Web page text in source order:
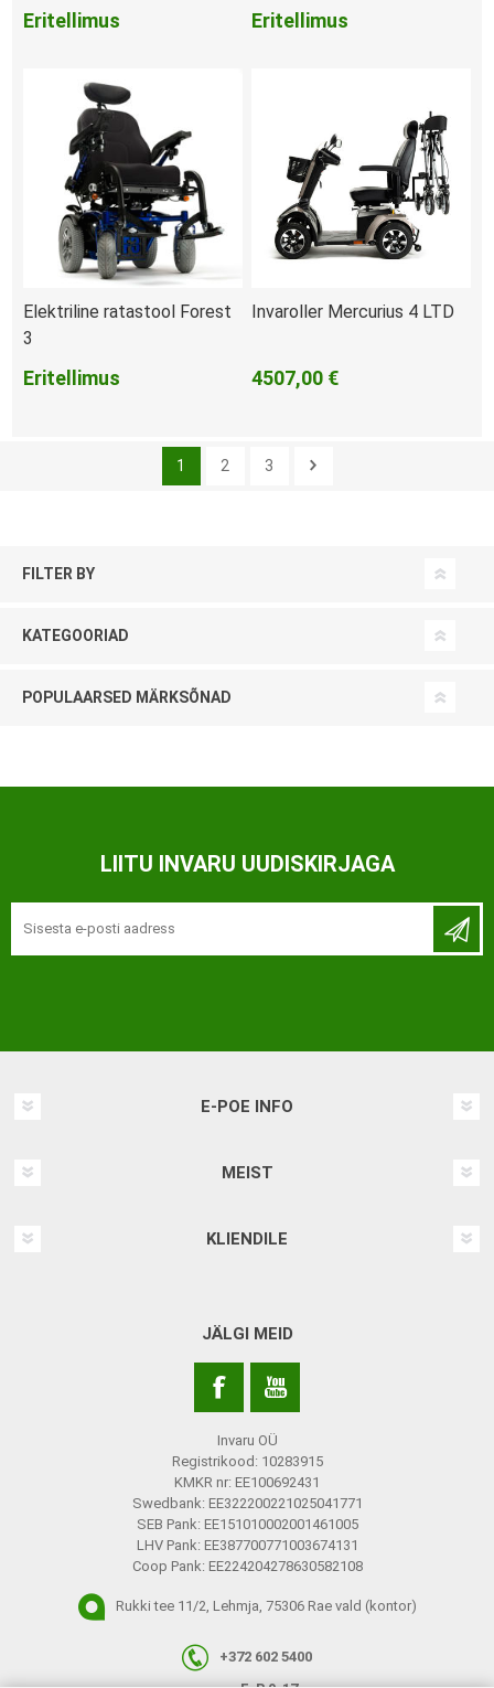
Eritellimus Eritellimus
Elektriline ratastool Forest
3
Eritellimus
Invaroller Mercurius 4 LTD
4507,00 €
1 2 3
FILTER BY
KATEGOORIAD
POPULAARSED MÄRKSÕNAD
LIITU INVARU UUDISKIRJAGA
E-POE INFO
MEIST
KLIENDILE
JÄLGI MEID
Invaru OÜ
Registrikood: 10283915
KMKR nr: EE100692431
Swedbank: EE322200221025041771
SEB Pank: EE151010002001461005
LHV Pank: EE387700771003674131
Coop Pank: EE224204278630582108
Rukki tee 11/2, Lehmja, 75306 Rae vald (kontor)
+372 602 5400